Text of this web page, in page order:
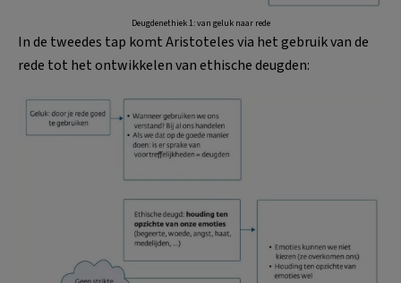
Deugdenethiek 1: van geluk naar rede
In de tweedes tap komt Aristoteles via het gebruik van de
rede tot het ontwikkelen van ethische deugden: